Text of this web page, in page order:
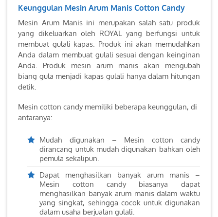
Keunggulan Mesin Arum Manis Cotton Candy
Mesin Arum Manis ini merupakan salah satu produk
yang dikeluarkan oleh ROYAL yang berfungsi untuk
membuat gulali kapas. Produk ini akan memudahkan
Anda dalam membuat gulali sesuai dengan keinginan
Anda. Produk mesin arum manis akan mengubah
biang gula menjadi kapas gulali hanya dalam hitungan
detik.
Mesin cotton candy memiliki beberapa keunggulan, di
antaranya:
Mudah digunakan – Mesin cotton candy
dirancang untuk mudah digunakan bahkan oleh
pemula sekalipun.
Dapat menghasilkan banyak arum manis –
Mesin cotton candy biasanya dapat
menghasilkan banyak arum manis dalam waktu
yang singkat, sehingga cocok untuk digunakan
dalam usaha berjualan gulali.